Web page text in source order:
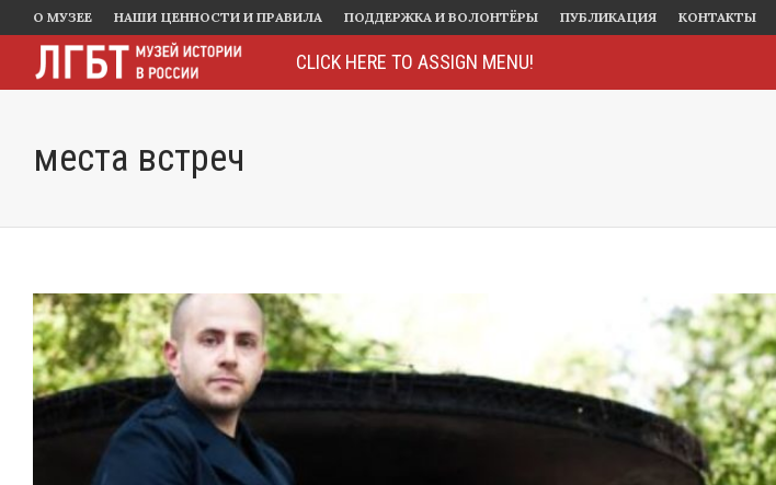
О МУЗЕЕ НАШИ ЦЕННОСТИ И ПРАВИЛА ПОДДЕРЖКА И ВОЛОНТЁРЫ ПУБЛИКАЦИЯ КОНТАКТЫ
CLICK HERE TO ASSIGN MENU!
места встреч